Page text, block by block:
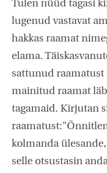
Tulen nüüd tagasi
lugenud vastavat
hakkas raamat
elama.
sattunud raamatust
mainitud raamat
tagamaid. Kirjutan
kolmanda
selle otsustasin